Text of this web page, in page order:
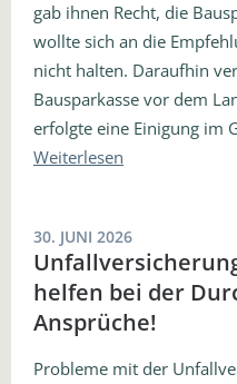
gab ihnen Recht, die
wollte sich an die
nicht halten. Daraufhin
Bausparkasse vor dem
erfolgte eine Einigung im
Weiterlesen
30. JUNI 2026
helfen bei der
Ansprüche!
Probleme mit der